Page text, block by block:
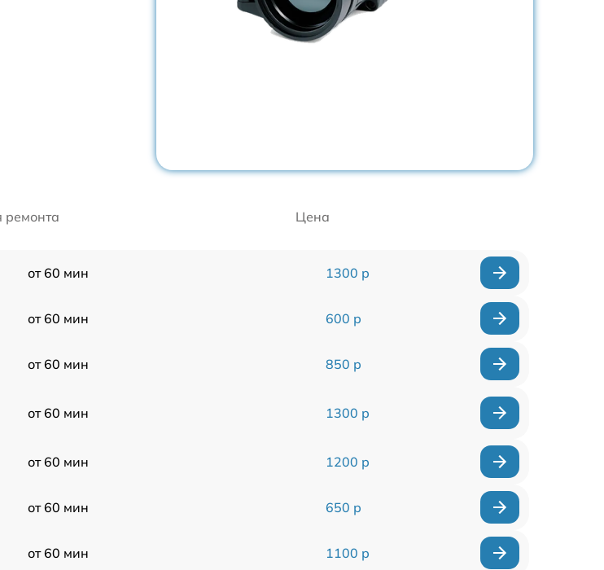
ремонта Цена
от 60 мин 1300 р
от 60 мин 600 р
от 60 мин 850 р
от 60 мин 1300 р
от 60 мин 1200 р
от 60 мин 650 р
от 60 мин 1100 р